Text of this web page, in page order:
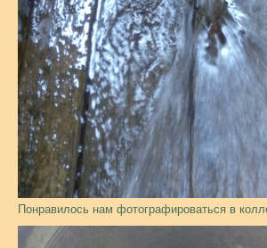
Понравилось нам фотографироваться в